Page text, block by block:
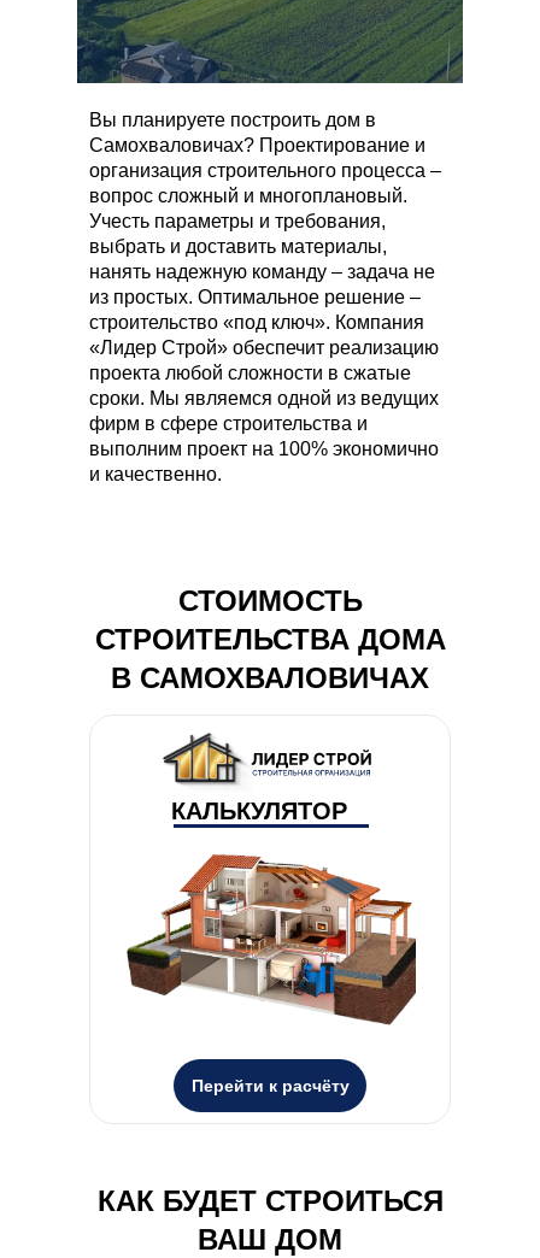
Вы планируете построить дом в
Самохваловичах? Проектирование и
организация строительного процесса –
вопрос сложный и многоплановый.
Учесть параметры и требования,
выбрать и доставить материалы,
нанять надежную команду – задача не
из простых. Оптимальное решение –
строительство «под ключ». Компания
«Лидер Строй» обеспечит реализацию
проекта любой сложности в сжатые
сроки. Мы являемся одной из ведущих
фирм в сфере строительства и
выполним проект на 100% экономично
и качественно.
СТОИМОСТЬ
СТРОИТЕЛЬСТВА ДОМА
В САМОХВАЛОВИЧАХ
Перейти к расчёту
КАЛЬКУЛЯТОР
КАК БУДЕТ СТРОИТЬСЯ
ВАШ ДОМ